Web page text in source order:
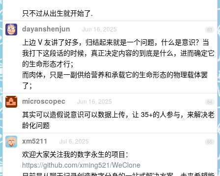
只不过从出生就开始了.
63
dayanshenjun Jun 16, 2025
上边 V 友讲了好多，归结起来就是一个问题，什么是意识？当
我打下这段话的时候，真正决定内容的到底是什么，进而确定它
的生命形态才行；
而肉体，只是一副供给营养和承载它的生命形态的物理载体罢
了；
64
microscopec Jun 16, 2025
其实可以造假说意识可以数据上传，让 35+的人参与，来解决老
龄化问题
65
xm5211 Jul 6, 2025
欢迎大家关注我的数字永生的项目：
https://github.com/xming521/WeClone